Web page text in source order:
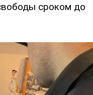
сроком до